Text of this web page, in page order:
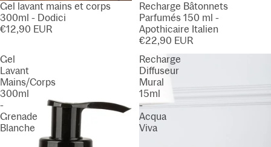
Gel lavant mains et corps
300ml - Dodici
€12,90 EUR
Recharge Bâtonnets
Parfumés 150 ml -
Apothicaire Italien
€22,90 EUR
Gel
Lavant
Mains/Corps
300ml
-
Grenade
Blanche
Recharge
Diffuseur
Mural
15ml
-
Acqua
Viva